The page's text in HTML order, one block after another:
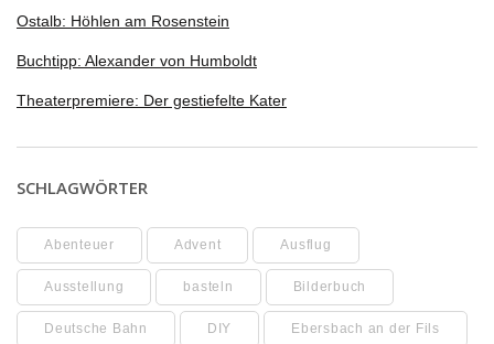
Ostalb: Höhlen am Rosenstein
Buchtipp: Alexander von Humboldt
Theaterpremiere: Der gestiefelte Kater
SCHLAGWÖRTER
Abenteuer Advent Ausflug
Ausstellung basteln Bilderbuch
Deutsche Bahn DIY Ebersbach an der Fils